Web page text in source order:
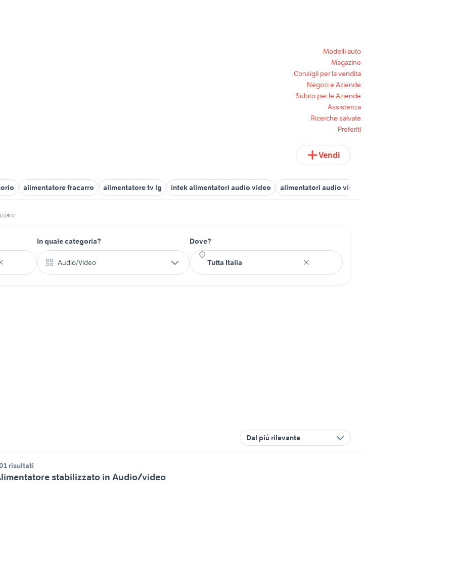
Modelli auto
Magazine
Consigli per la vendita
Negozi e Aziende
Subito per le Aziende
Assistenza
Ricerche salvate
Preferiti
Vendi
alimentatore fracarro alimentatore tv lg intek alimentatori audio video alimentatori audio video
In quale categoria?
Audio/Video
Dove?
Dal più rilevante
risultati
stabilizzato in Audio/video